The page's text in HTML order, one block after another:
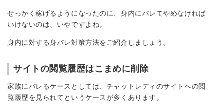
せっかく稼げるようになったのに、身内にバレてやめなければ
いけないのは、いやですよね。
身内に対する身バレ対策方法をご紹介しましょう。
サイトの閲覧履歴はこまめに削除
家族にバレるケースとしては、チャットレディのサイトへの閲
覧履歴を見られてというケースが多くあります。